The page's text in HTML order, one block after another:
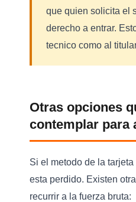
que quien solicita el
derecho a entrar.
tecnico como al
Otras opciones
contemplar para
Si el metodo de la
esta perdido. Existen
recurrir a la fuerza bruta: